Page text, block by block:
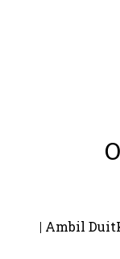
| Ambil